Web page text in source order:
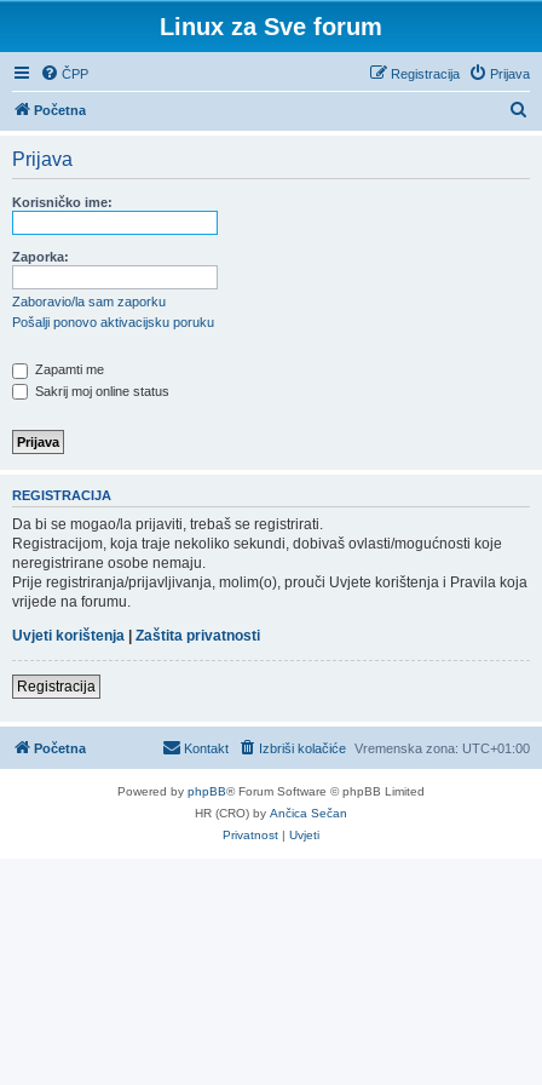
Linux za Sve forum
ČPP Prijava
Registracija
Početna
Prijava
Korisničko ime:
Zaporka:
Zaboravio/la sam zaporku
Pošalji ponovo aktivacijsku poruku
Zapamti me
Sakrij moj online status
REGISTRACIJA
Da bi se mogao/la prijaviti, trebaš se registrirati.
Registracijom, koja traje nekoliko sekundi, dobivaš ovlasti/mogućnosti koje
neregistrirane osobe nemaju.
Prije registriranja/prijavljivanja, molim(o), prouči Uvjete korištenja i Pravila koja
vrijede na forumu.
Uvjeti korištenja | Zaštita privatnosti
Registracija
Početna Vremenska zona: UTC+01:00
Izbriši kolačiće
Kontakt
Powered by phpBB® Forum Software © phpBB Limited
HR (CRO) by Ančica Sečan
Privatnost | Uvjeti